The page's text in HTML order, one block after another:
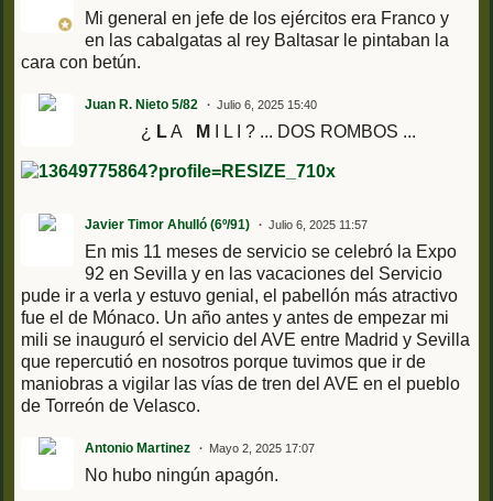
Mi general en jefe de los ejércitos era Franco y
en las cabalgatas al rey Baltasar le pintaban la
cara con betún.
Juan R. Nieto 5/82 Julio 6, 2025 15:40
¿ LA M I L I ? ... DOS ROMBOS ...
Javier Timor Ahulló (6º/91) Julio 6, 2025 11:57
En mis 11 meses de servicio se celebró la Expo
92 en Sevilla y en las vacaciones del Servicio
pude ir a verla y estuvo genial, el pabellón más atractivo
fue el de Mónaco. Un año antes y antes de empezar mi
mili se inauguró el servicio del AVE entre Madrid y Sevilla
que repercutió en nosotros porque tuvimos que ir de
maniobras a vigilar las vías de tren del AVE en el pueblo
de Torreón de Velasco.
Antonio Martinez Mayo 2, 2025 17:07
No hubo ningún apagón.